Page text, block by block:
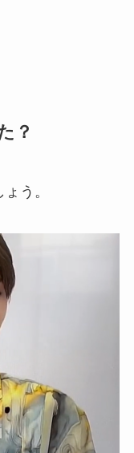
？
う。